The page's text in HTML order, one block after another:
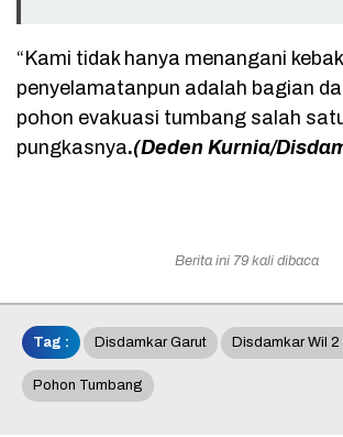
“Kami tidak hanya menangani
penyelamatanpun adalah bagian
pohon evakuasi tumbang salah
pungkasnya.(Deden Kurnia/
Berita ini 79 kali dibaca
Tag : Disdamkar Garut Disdamkar Wil
Pohon Tumbang